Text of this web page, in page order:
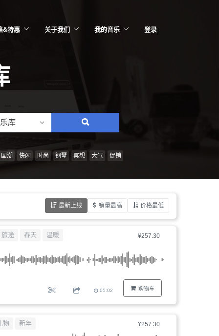
&特惠 关于我们 我的音乐 登录
库
搜
情
风
乐
件
国潮 快闪 时尚 钢琴 冥想 大气 促销
最新上线 销量最高 价格最低
¥257.30
购物车
旅途 春天 温暖
05:02
¥257.30
物 新年